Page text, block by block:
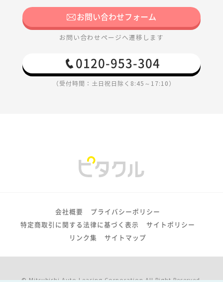
お問い合わせフォーム
お問い合わせページへ遷移します
0120-953-304
（受付時間：土日祝日除く8:45～17:10）
会社概要
プライバシーポリシー
特定商取引に関する法律に基づく表示
サイトポリシー
リンク集
サイトマップ
© Mitsubishi Auto Leasing Corporation All Right Reserved.